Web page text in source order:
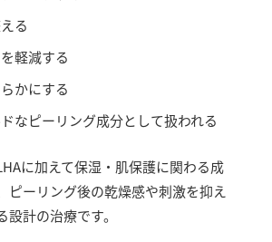
る
軽減する
かにする
なピーリング成分として扱われる
に加えて保湿・肌保護に関わる成
ピーリング後の乾燥感や刺激を抑え
計の治療です。